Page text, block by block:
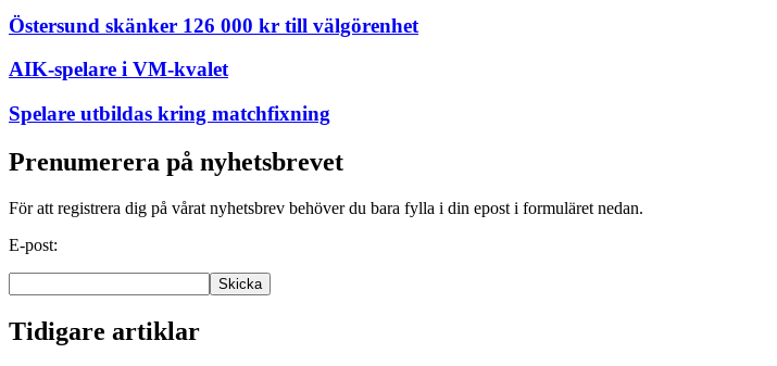
Östersund skänker 126 000 kr till välgörenhet
AIK-spelare i VM-kvalet
Spelare utbildas kring matchfixning
Prenumerera på nyhetsbrevet
För att registrera dig på vårat nyhetsbrev behöver du bara fylla i din epost i formuläret nedan.
E-post:
Tidigare artiklar